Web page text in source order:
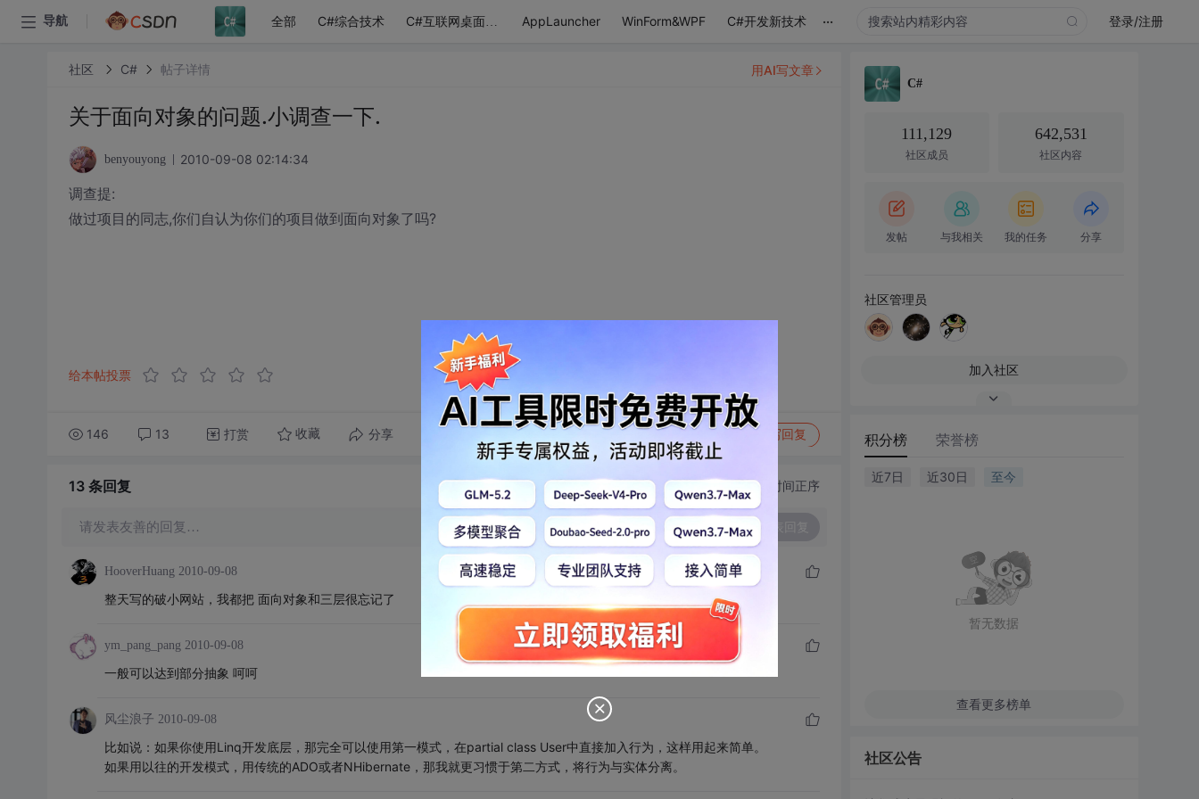
导航 全部 C#综合技术 C#互联网桌面应用 AppLauncher WinForm&WPF C#开发新技术 ... 登录/注册
社区 C# 帖子详情
关于面向对象的问题.小调查一下.
benyouyong 2010-09-08 02:14:34
调查提:
做过项目的同志,你们自认为你们的项目做到面向对象了吗?
给本帖投票
146 13 打赏 收藏 分享 举报 写回复
用AI写文章
13 条回复 切换为时间正序
请发表友善的回复… 发表回复
HooverHuang 2010-09-08
整天写的破小网站，我都把 面向对象和三层很忘记了
ym_pang_pang 2010-09-08
一般可以达到部分抽象 呵呵
风尘浪子 2010-09-08
比如说：如果你使用Linq开发底层，那完全可以使用第一模式，在partial class User中直接加入行为，这样用起来简单。
如果用以往的开发模式，用传统的ADO或者NHibernate，那我就更习惯于第二方式，将行为与实体分离。
C#
111,129
社区成员
642,531
社区内容
发帖 与我相关 我的任务 分享
社区管理员
加入社区
积分榜 荣誉榜
近7日 近30日 至今
暂无数据
查看更多榜单
社区公告